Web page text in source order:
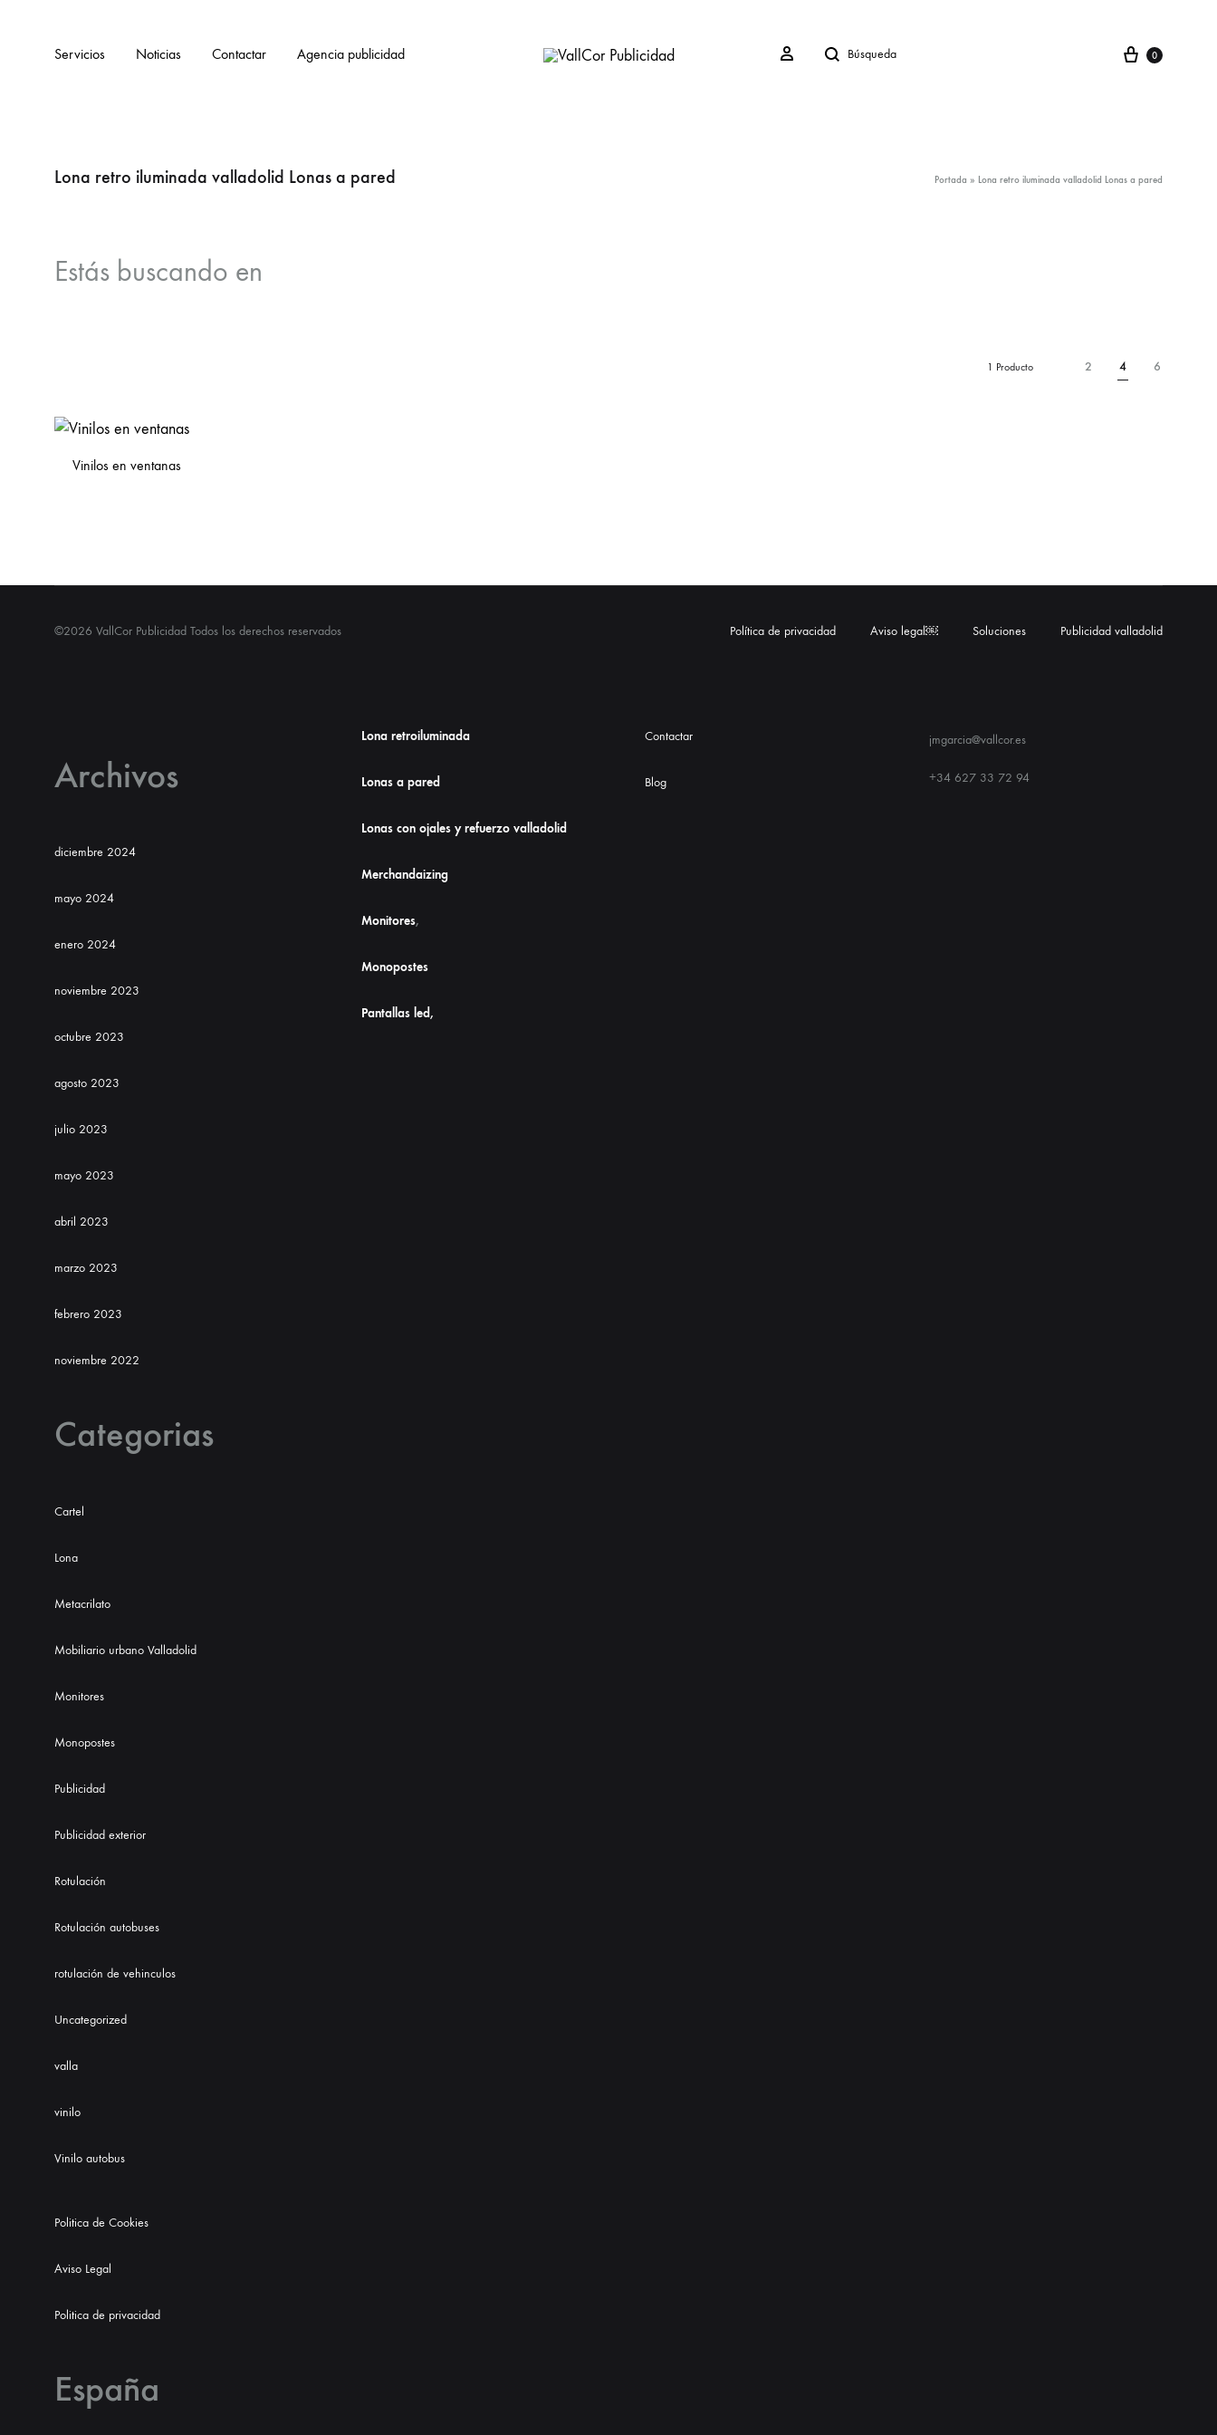
Servicios Noticias Contactar Agencia publicidad Signo enBúsqueda Carro
0
Lona retro iluminada valladolid Lonas a pared Portada » Lona retro iluminada valladolid Lonas a pared
Estás buscando en
2 4 6
1 Producto
Vinilos en ventanas
©2026 VallCor Publicidad Todos los derechos reservados Política de privacidad Aviso legal￼ Soluciones Publicidad valladolid
Archivos
diciembre 2024
mayo 2024
enero 2024
noviembre 2023
octubre 2023
agosto 2023
julio 2023
mayo 2023
abril 2023
marzo 2023
febrero 2023
noviembre 2022
Categorias
Cartel
Lona
Metacrilato
Mobiliario urbano Valladolid
Monitores
Monopostes
Publicidad
Publicidad exterior
Rotulación
Rotulación autobuses
rotulación de vehinculos
Uncategorized
valla
vinilo
Vinilo autobus
Politica de Cookies
Aviso Legal
Politica de privacidad
España
Lona retroiluminada
Lonas a pared
Lonas con ojales y refuerzo valladolid
Merchandaizing
Monitores,
Monopostes
Pantallas led,
Contactar
Blog
jmgarcia@vallcor.es
+34 627 33 72 94